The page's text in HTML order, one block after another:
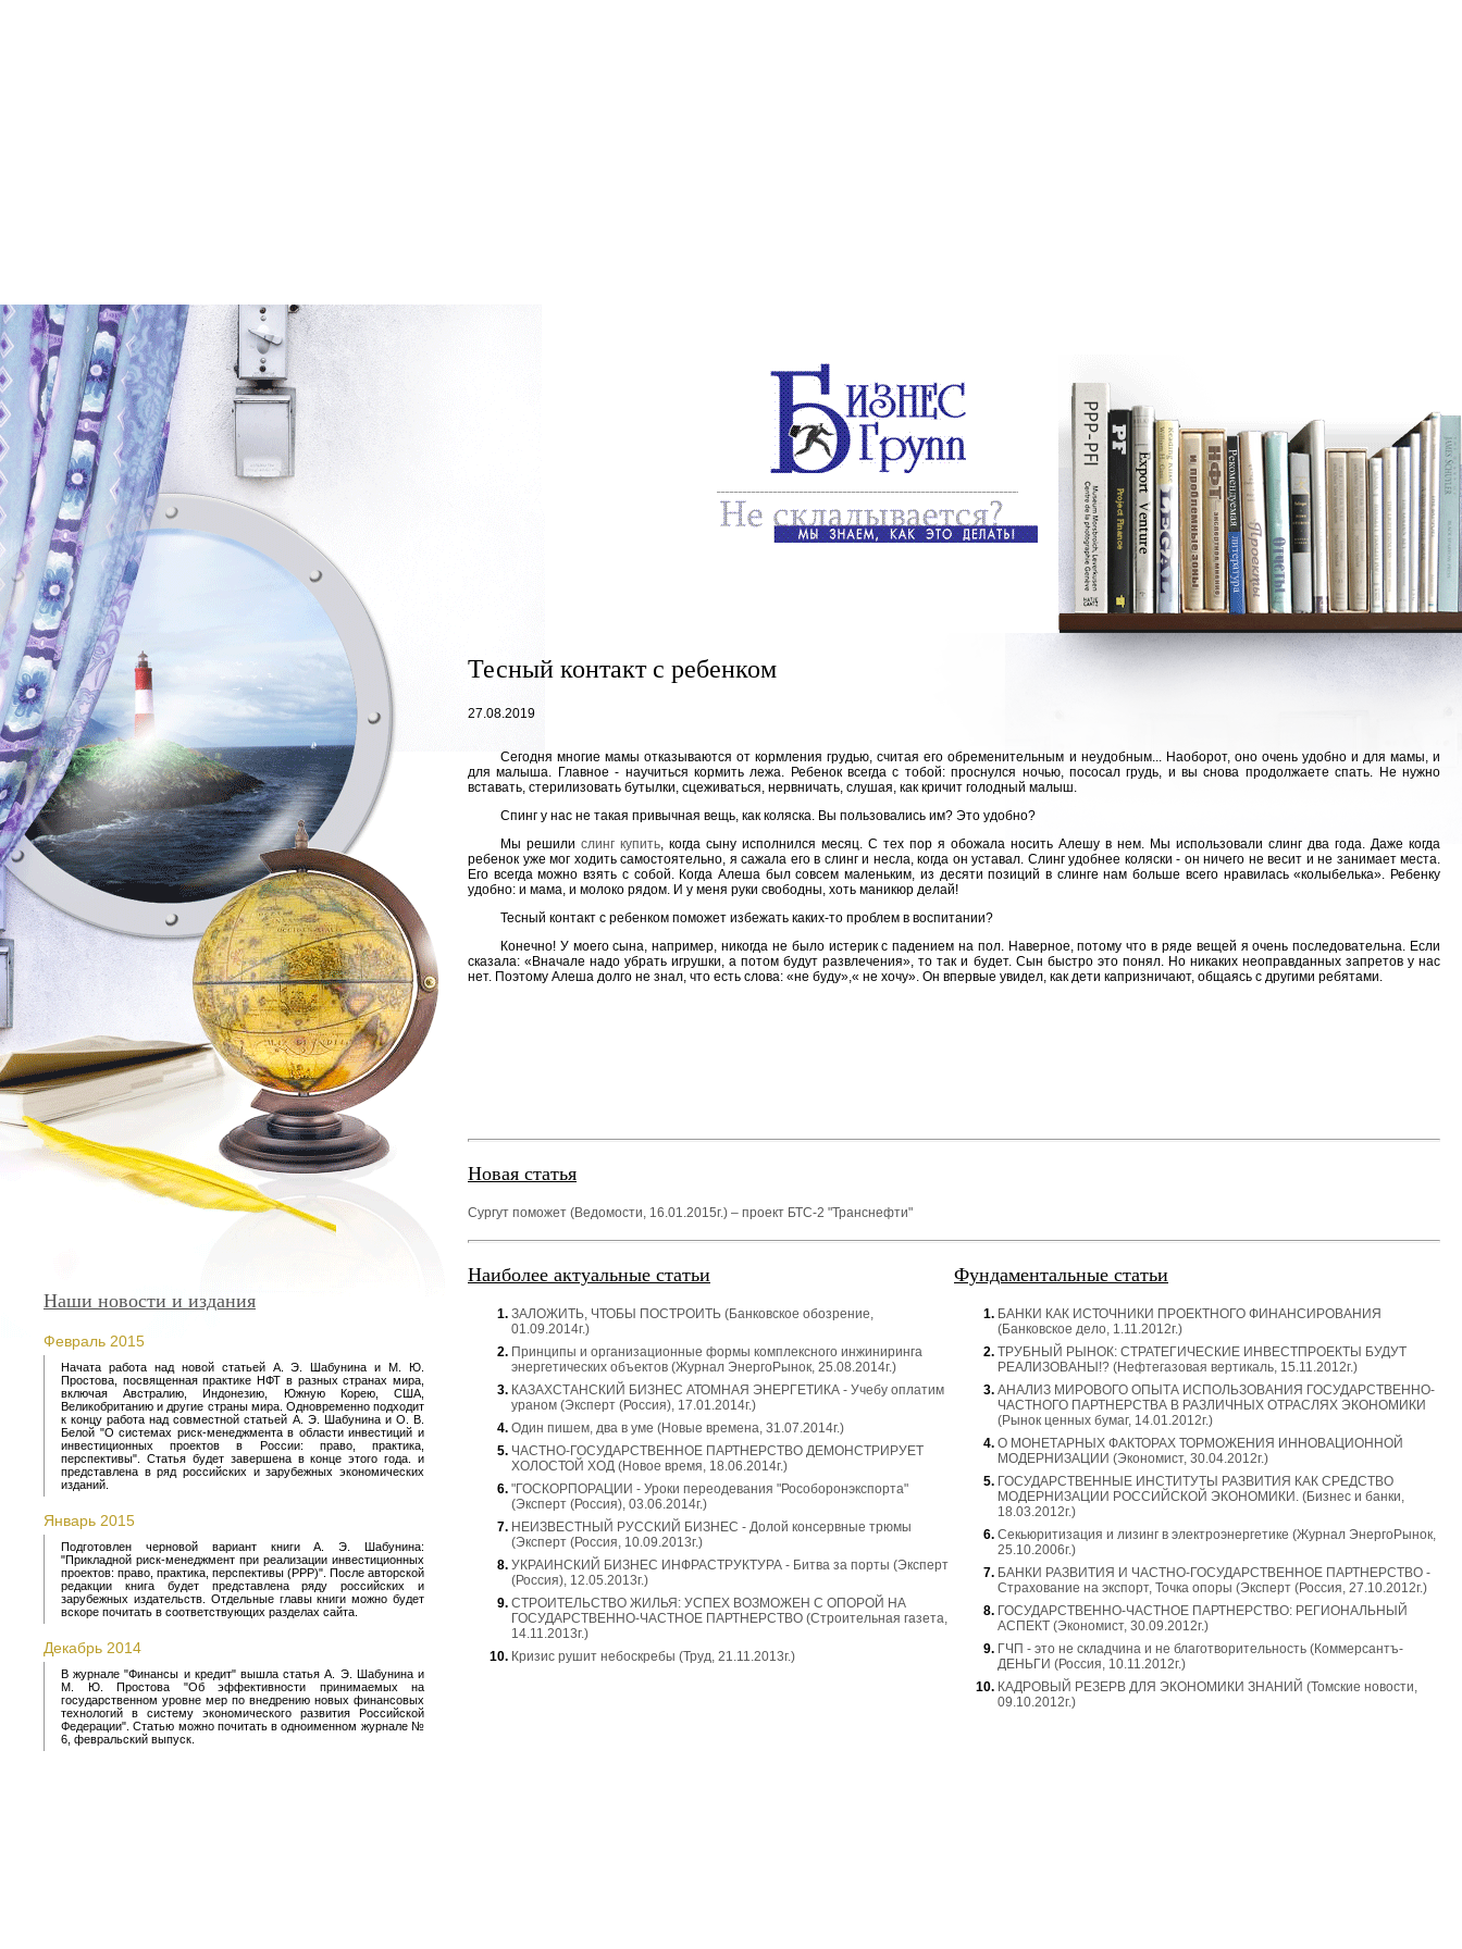
Тесный контакт с ребенком
27.08.2019
Сегодня многие мамы отказываются от кормления грудью, считая его обременительным и неудобным... Наоборот, оно очень удобно и для мамы, и
для малыша. Главное - научиться кормить лежа. Ребенок всегда с тобой: проснулся ночью, пососал грудь, и вы снова продолжаете спать. Не нужно
вставать, стерилизовать бутылки, сцеживаться, нервничать, слушая, как кричит голодный малыш.
Спинг у нас не такая привычная вещь, как коляска. Вы пользовались им? Это удобно?
Мы решили слинг купить, когда сыну исполнился месяц. С тех пор я обожала носить Алешу в нем. Мы использовали слинг два года. Даже когда
ребенок уже мог ходить самостоятельно, я сажала его в слинг и несла, когда он уставал. Слинг удобнее коляски - он ничего не весит и не занимает места.
Его всегда можно взять с собой. Когда Алеша был совсем маленьким, из десяти позиций в слинге нам больше всего нравилась «колыбелька». Ребенку
удобно: и мама, и молоко рядом. И у меня руки свободны, хоть маникюр делай!
Тесный контакт с ребенком поможет избежать каких-то проблем в воспитании?
Конечно! У моего сына, например, никогда не было истерик с падением на пол. Наверное, потому что в ряде вещей я очень последовательна. Если
сказала: «Вначале надо убрать игрушки, а потом будут развлечения», то так и будет. Сын быстро это понял. Но никаких неоправданных запретов у нас
нет. Поэтому Алеша долго не знал, что есть слова: «не буду»,« не хочу». Он впервые увидел, как дети капризничают, общаясь с другими ребятами.
Новая статья
Сургут поможет (Ведомости, 16.01.2015г.) – проект БТС-2 "Транснефти"
Наиболее актуальные статьи Фундаментальные статьи
ЗАЛОЖИТЬ, ЧТОБЫ ПОСТРОИТЬ (Банковское обозрение,
01.09.2014г.)
Принципы и организационные формы комплексного инжиниринга
энергетических объектов (Журнал ЭнергоРынок, 25.08.2014г.)
КАЗАХСТАНСКИЙ БИЗНЕС АТОМНАЯ ЭНЕРГЕТИКА - Учебу оплатим
ураном (Эксперт (Россия), 17.01.2014г.)
Один пишем, два в уме (Новые времена, 31.07.2014г.)
ЧАСТНО-ГОСУДАРСТВЕННОЕ ПАРТНЕРСТВО ДЕМОНСТРИРУЕТ
ХОЛОСТОЙ ХОД (Новое время, 18.06.2014г.)
"ГОСКОРПОРАЦИИ - Уроки переодевания "Рособоронэкспорта"
(Эксперт (Россия), 03.06.2014г.)
НЕИЗВЕСТНЫЙ РУССКИЙ БИЗНЕС - Долой консервные трюмы
(Эксперт (Россия, 10.09.2013г.)
УКРАИНСКИЙ БИЗНЕС ИНФРАСТРУКТУРА - Битва за порты (Эксперт
(Россия), 12.05.2013г.)
СТРОИТЕЛЬСТВО ЖИЛЬЯ: УСПЕХ ВОЗМОЖЕН С ОПОРОЙ НА
ГОСУДАРСТВЕННО-ЧАСТНОЕ ПАРТНЕРСТВО (Строительная газета,
14.11.2013г.)
Кризис рушит небоскребы (Труд, 21.11.2013г.)
БАНКИ КАК ИСТОЧНИКИ ПРОЕКТНОГО ФИНАНСИРОВАНИЯ
(Банковское дело, 1.11.2012г.)
ТРУБНЫЙ РЫНОК: СТРАТЕГИЧЕСКИЕ ИНВЕСТПРОЕКТЫ БУДУТ
РЕАЛИЗОВАНЫ!? (Нефтегазовая вертикаль, 15.11.2012г.)
АНАЛИЗ МИРОВОГО ОПЫТА ИСПОЛЬЗОВАНИЯ ГОСУДАРСТВЕННО-
ЧАСТНОГО ПАРТНЕРСТВА В РАЗЛИЧНЫХ ОТРАСЛЯХ ЭКОНОМИКИ
(Рынок ценных бумаг, 14.01.2012г.)
О МОНЕТАРНЫХ ФАКТОРАХ ТОРМОЖЕНИЯ ИННОВАЦИОННОЙ
МОДЕРНИЗАЦИИ (Экономист, 30.04.2012г.)
ГОСУДАРСТВЕННЫЕ ИНСТИТУТЫ РАЗВИТИЯ КАК СРЕДСТВО
МОДЕРНИЗАЦИИ РОССИЙСКОЙ ЭКОНОМИКИ. (Бизнес и банки,
18.03.2012г.)
Секьюритизация и лизинг в электроэнергетике (Журнал ЭнергоРынок,
25.10.2006г.)
БАНКИ РАЗВИТИЯ И ЧАСТНО-ГОСУДАРСТВЕННОЕ ПАРТНЕРСТВО -
Страхование на экспорт, Точка опоры (Эксперт (Россия, 27.10.2012г.)
ГОСУДАРСТВЕННО-ЧАСТНОЕ ПАРТНЕРСТВО: РЕГИОНАЛЬНЫЙ
АСПЕКТ (Экономист, 30.09.2012г.)
ГЧП - это не складчина и не благотворительность (Коммерсантъ-
ДЕНЬГИ (Россия, 10.11.2012г.)
КАДРОВЫЙ РЕЗЕРВ ДЛЯ ЭКОНОМИКИ ЗНАНИЙ (Томские новости,
09.10.2012г.)
Наши новости и издания
Февраль 2015
Начата работа над новой статьей А. Э. Шабунина и М. Ю.
Простова, посвященная практике НФТ в разных странах мира,
включая Австралию, Индонезию, Южную Корею, США,
Великобританию и другие страны мира. Одновременно подходит
к концу работа над совместной статьей А. Э. Шабунина и О. В.
Белой "О системах риск-менеджмента в области инвестиций и
инвестиционных проектов в России: право, практика,
перспективы". Статья будет завершена в конце этого года. и
представлена в ряд российских и зарубежных экономических
изданий.
Январь 2015
Подготовлен черновой вариант книги А. Э. Шабунина:
"Прикладной риск-менеджмент при реализации инвестиционных
проектов: право, практика, перспективы (PPP)". После авторской
редакции книга будет представлена ряду российских и
зарубежных издательств. Отдельные главы книги можно будет
вскоре почитать в соответствующих разделах сайта.
Декабрь 2014
В журнале "Финансы и кредит" вышла статья А. Э. Шабунина и
М. Ю. Простова "Об эффективности принимаемых на
государственном уровне мер по внедрению новых финансовых
технологий в систему экономического развития Российской
Федерации". Статью можно почитать в одноименном журнале №
6, февральский выпуск.